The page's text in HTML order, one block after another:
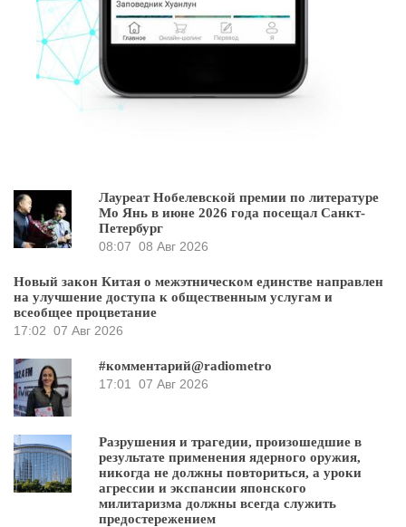
Лауреат Нобелевской премии по литературе
Мо Янь в июне 2026 года посещал Санкт-
Петербург
08:07 08 Авг 2026
Новый закон Китая о межэтническом единстве направлен
на улучшение доступа к общественным услугам и
всеобщее процветание
17:02 07 Авг 2026
#комментарий@radiometro
17:01
07 Авг 2026
Разрушения и трагедии, произошедшие в
результате применения ядерного оружия,
никогда не должны повториться, а уроки
агрессии и экспансии японского
милитаризма должны всегда служить
предостережением